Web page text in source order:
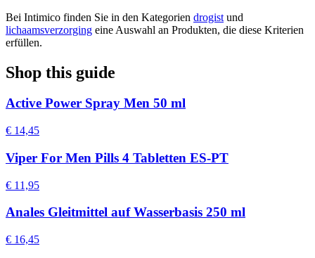
Bei Intimico finden Sie in den Kategorien drogist und
lichaamsverzorging eine Auswahl an Produkten, die diese Kriterien
erfüllen.
Shop this guide
Active Power Spray Men 50 ml
€ 14,45
Viper For Men Pills 4 Tabletten ES-PT
€ 11,95
Anales Gleitmittel auf Wasserbasis 250 ml
€ 16,45